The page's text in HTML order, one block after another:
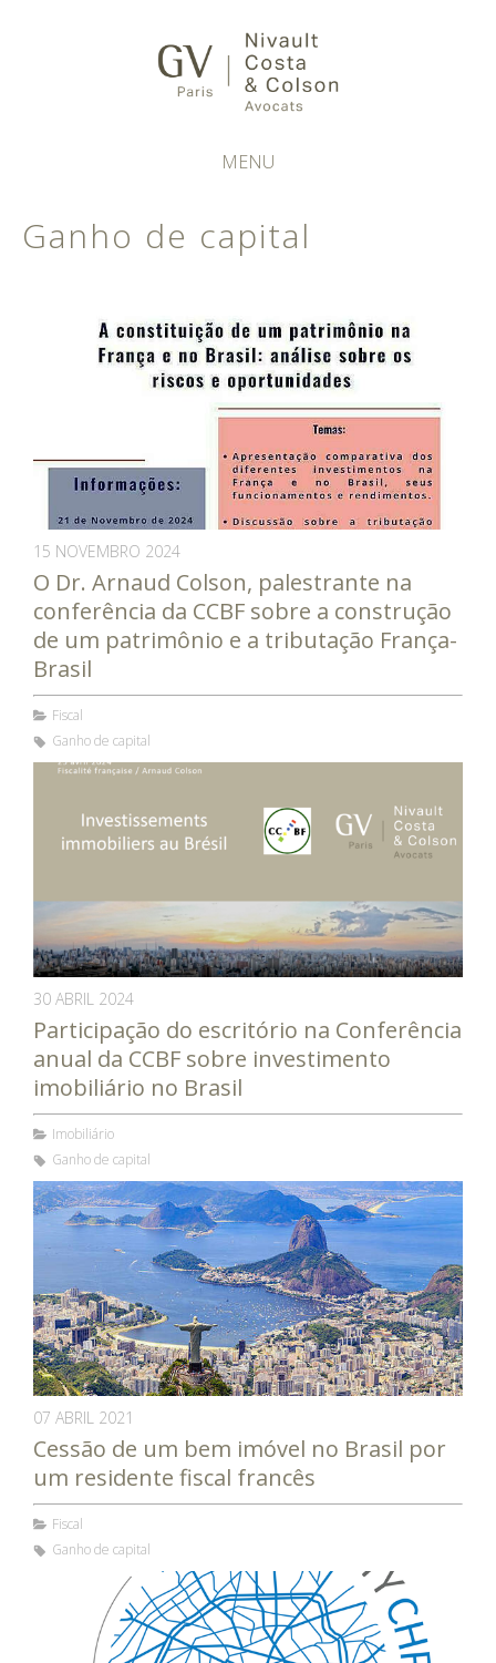
MENU
Ganho de capital
15 NOVEMBRO 2024
O Dr. Arnaud Colson, palestrante na
conferência da CCBF sobre a construção
de um patrimônio e a tributação França-
Brasil
Fiscal
Ganho de capital
30 ABRIL 2024
Participação do escritório na Conferência
anual da CCBF sobre investimento
imobiliário no Brasil
Imobiliário
Ganho de capital
07 ABRIL 2021
Cessão de um bem imóvel no Brasil por
um residente fiscal francês
Fiscal
Ganho de capital